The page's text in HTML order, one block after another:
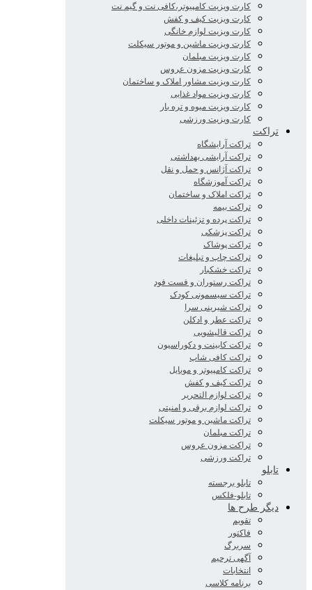
کارت ویزیت کامپیوتر،کافی نت و گیم نت
کارت ویزیت کیف و کفش
کارت ویزیت لوازم خانگی
کارت ویزیت ماشین و موتور سیکلت
کارت ویزیت مبلمان
کارت ویزیت مزون عروس
کارت ویزیت مشاور املاک و ساختمان
کارت ویزیت مواد غذایی
کارت ویزیت میوه و تره بار
کارت ویزیت ورزشی
تراکت
تراکت آرایشگاه
تراکت آرایشی بهداشتی
تراکت آژانس و حمل و نقل
تراکت آموزشگاه
تراکت املاک و ساختمان
تراکت بیمه
تراکت پرده و تزئینات داخلی
تراکت پزشکی
تراکت پوشاک
تراکت چاپ و تبلیغات
تراکت خشکبار
تراکت رستوران و فست فود
تراکت سیسمونی کودک
تراکت شیرینی سرا
تراکت عطر و ادکلن
تراکت قالیشویی
تراکت کابینت و دکوراسیون
تراکت کافی شاپ
تراکت کامپیوتر و موبایل
تراکت کیف و کفش
تراکت لوازم التحریر
تراکت لوازم برقی و امنیتی
تراکت ماشین و موتور سیکلت
تراکت مبلمان
تراکت مزون عروس
تراکت ورزشی
تابلو
تابلو برجسته
تابلو-فلکس
دیگر طرح ها
تقویم
فاکتور
سربرگ
آگهی ترحیم
انتخابات
برنامه کلاسی